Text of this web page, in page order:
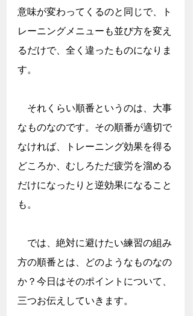
意味が変わってくるのと同じで、ト
レーニングメニューも並び方を変え
るだけで、全く違ったものになりま
す。
それくらい順番というのは、大事
なものなのです。その順番が適切で
なければ、トレーニング効果を得る
どころか、むしろただ疲労を溜める
だけになったりと逆効果になること
も。
では、絶対に避けたい練習の組み
方の順番とは、どのようなものなの
か？今日はそのポイントについて、
三つお伝えしていきます。